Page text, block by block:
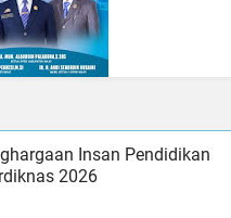
Insan Pendidikan
2026